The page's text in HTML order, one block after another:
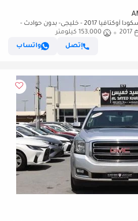
سكودا أوكتافيا AMBITION اسكودا أوكتافيا 2017 - خليجى- بدون حوادث -
2017
153,000 كيلومتر
إتصل
واتساب